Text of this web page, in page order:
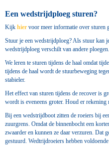
Een wedstrijdploeg sturen?
Kijk hier voor meer informatie over sturen
Stuur je een wedstrijdploeg? Als stuur kan
wedstrijdploeg verschilt van andere ploegen.
We leren te sturen tijdens de haal omdat
tijdens de haal wordt de stuurbeweging
stabieler.
Het effect van sturen tijdens de recover is
wordt is eveneens groter. Houd er rekening
Bij een wedstrijdboot zitten de roeiers bij
zuurgrens. Omdat de binnenbocht een
zwaarder en kunnen ze daar verzuren. Dat
gestuurd. Wedtrijdroeiers hebben